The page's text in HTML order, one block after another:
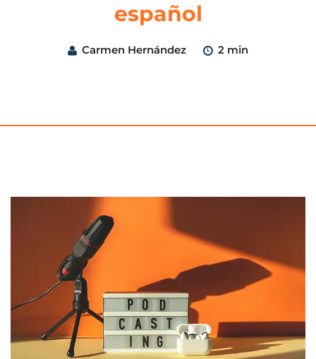
español
Carmen Hernández 2 min